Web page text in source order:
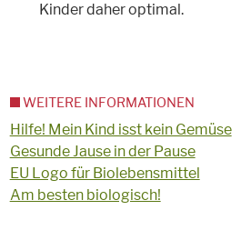
Kinder daher optimal.
WEITERE INFORMATIONEN
Hilfe! Mein Kind isst kein Gemüse
Gesunde Jause in der Pause
EU Logo für Biolebensmittel
Am besten biologisch!